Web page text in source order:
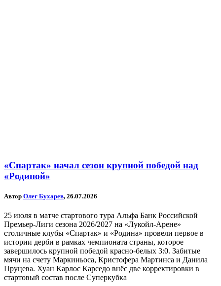
«Спартак» начал сезон крупной победой над
«Родиной»
Автор Олег Бухарев, 26.07.2026
25 июля в матче стартового тура Альфа Банк Российской
Премьер-Лиги сезона 2026/2027 на «Лукойл-Арене»
столичные клубы «Спартак» и «Родина» провели первое в
истории дерби в рамках чемпионата страны, которое
завершилось крупной победой красно-белых 3:0. Забитые
мячи на счету Маркиньоса, Кристофера Мартинса и Данила
Пруцева. Хуан Карлос Карседо внёс две корректировки в
стартовый состав после Суперкубка